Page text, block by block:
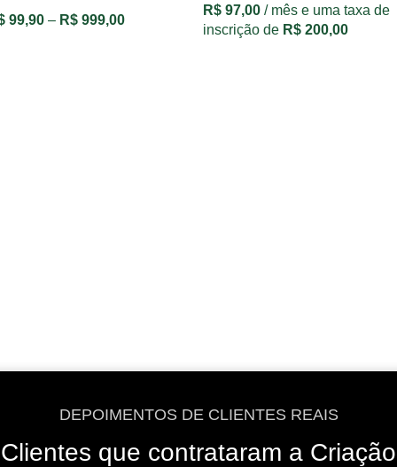
99,90 – R$ 999,00
R$ 97,00 / mês e uma taxa de
inscrição de R$ 200,00
DEPOIMENTOS DE CLIENTES REAIS
Clientes que contrataram a Criação